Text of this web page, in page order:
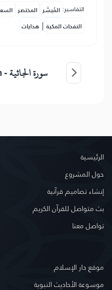
التفاسير: المُيسَّر المختصر
النفحات المكية | هدايات
سورة الجاثية -
الرئيسية
حول المشروع
إنشاء تصاميم قرآنية
بث متواصل للقرآن الكريم
تواصل معنا
موقع دار الإسلام
موسوعة الأحاديث النبوية